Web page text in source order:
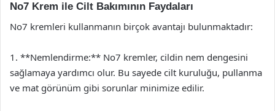
No7 Krem ile Cilt Bakımının Faydaları
No7 kremleri kullanmanın birçok avantajı bulunmaktadır:
1. **Nemlendirme:** No7 kremler, cildin nem dengesini
sağlamaya yardımcı olur. Bu sayede cilt kuruluğu, pullanma
ve mat görünüm gibi sorunlar minimize edilir.